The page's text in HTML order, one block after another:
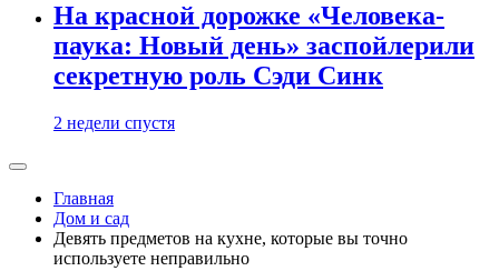
На красной дорожке «Человека-
паука: Новый день» заспойлерили
секретную роль Сэди Синк
2 недели спустя
Главная
Дом и сад
Девять предметов на кухне, которые вы точно
используете неправильно